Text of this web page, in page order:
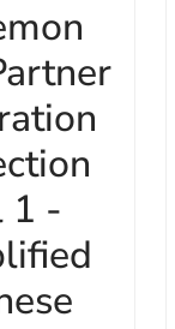
1 -